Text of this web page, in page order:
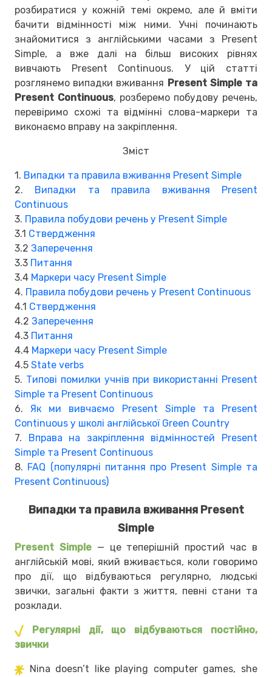
розбиратися у кожній темі окремо, але й вміти
бачити відмінності між ними. Учні починають
знайомитися з англійськими часами з Present
Simple, а вже далі на більш високих рівнях
вивчають Present Continuous. У цій статті
розглянемо випадки вживання Present Simple та
Present Continuous, розберемо побудову речень,
перевіримо схожі та відмінні слова-маркери та
виконаємо вправу на закріплення.
Зміст
1. Випадки та правила вживання Present Simple
2. Випадки та правила вживання Present
Continuous
3. Правила побудови речень у Present Simple
3.1 Ствердження
3.2 Заперечення
3.3 Питання
3.4 Маркери часу Present Simple
4. Правила побудови речень у Present Continuous
4.1 Ствердження
4.2 Заперечення
4.3 Питання
4.4 Маркери часу Present Simple
4.5 State verbs
5. Типові помилки учнів при використанні Present
Simple та Present Continuous
6.Як ми вивчаємо Present Simple та Present
Continuous у школі англійської Green Country
7.
Вправа на закріплення відмінностей Present
Simple та Present Continuous
8. FAQ (популярні питання про Present Simple та
Present Continuous)
Випадки та правила вживання Present
Simple
Present Simple— це теперішній простий час в
англійській мові, який вживається, коли говоримо
про дії, що відбуваються регулярно, людські
звички, загальні факти з життя, певні стани та
розклади.
Регулярні дії, що відбуваються постійно,
звички
Nina doesn’t like playing computer games, she